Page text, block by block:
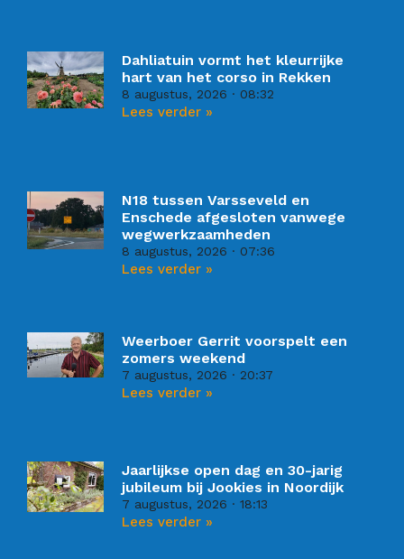
Dahliatuin vormt het kleurrijke
hart van het corso in Rekken
8 augustus, 2026 08:32
Lees verder »
N18 tussen Varsseveld en
Enschede afgesloten vanwege
wegwerkzaamheden
8 augustus, 2026 07:36
Lees verder »
Weerboer Gerrit voorspelt een
zomers weekend
7 augustus, 2026 20:37
Lees verder »
Jaarlijkse open dag en 30-jarig
jubileum bij Jookies in Noordijk
7 augustus, 2026 18:13
Lees verder »